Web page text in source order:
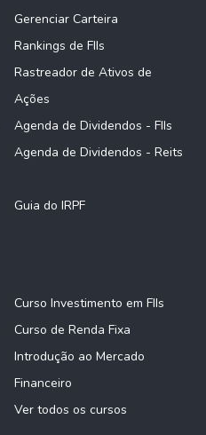
Gerenciar Carteira
Rankings de FIIs
Rastreador de Ativos de
Ações
Agenda de Dividendos - FIIs
Agenda de Dividendos - Reits
Guia do IRPF
Curso Investimento em FIIs
Curso de Renda Fixa
Introdução ao Mercado
Financeiro
Ver todos os cursos